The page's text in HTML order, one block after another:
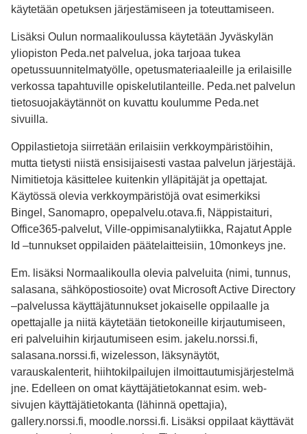
käytetään opetuksen järjestämiseen ja toteuttamiseen.
Lisäksi Oulun normaalikoulussa käytetään Jyväskylän
yliopiston Peda.net palvelua, joka tarjoaa tukea
opetussuunnitelmatyölle, opetusmateriaaleille ja erilaisille
verkossa tapahtuville opiskelutilanteille. Peda.net palvelun
tietosuojakäytännöt on kuvattu koulumme Peda.net
sivuilla.
Oppilastietoja siirretään erilaisiin verkkoympäristöihin,
mutta tietysti niistä ensisijaisesti vastaa palvelun järjestäjä.
Nimitietoja käsittelee kuitenkin ylläpitäjät ja opettajat.
Käytössä olevia verkkoympäristöjä ovat esimerkiksi
Bingel, Sanomapro, opepalvelu.otava.fi, Näppistaituri,
Office365-palvelut, Ville-oppimisanalytiikka, Rajatut Apple
Id –tunnukset oppilaiden päätelaitteisiin, 10monkeys jne.
Em. lisäksi Normaalikoulla olevia palveluita (nimi, tunnus,
salasana, sähköpostiosoite) ovat Microsoft Active Directory
–palvelussa käyttäjätunnukset jokaiselle oppilaalle ja
opettajalle ja niitä käytetään tietokoneille kirjautumiseen,
eri palveluihin kirjautumiseen esim. jakelu.norssi.fi,
salasana.norssi.fi, wizelesson, läksynäytöt,
varauskalenterit, hiihtokilpailujen ilmoittautumisjärjestelmä
jne. Edelleen on omat käyttäjätietokannat esim. web-
sivujen käyttäjätietokanta (lähinnä opettajia),
gallery.norssi.fi, moodle.norssi.fi. Lisäksi oppilaat käyttävät